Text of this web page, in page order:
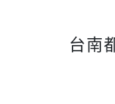
台南